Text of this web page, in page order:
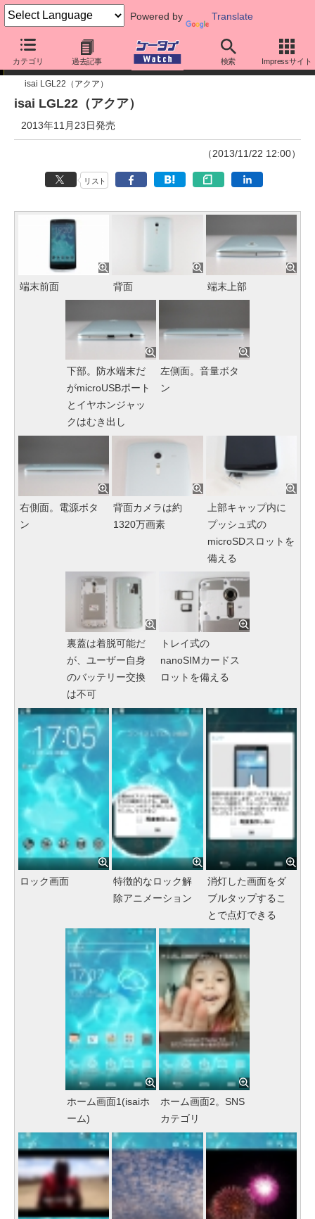
Powered by Translate
カテゴリ 過去記事 検索 Impressサイト
ケータイ新製品SHOW CASE
isai LGL22（アクア）
isai LGL22（アクア）
2013年11月23日発売
（2013/11/22 12:00）
リスト
端末前面 背面 端末上部
下部。防水端末だ
がmicroUSBポート
とイヤホンジャッ
クはむき出し
左側面。音量ボタ
ン
右側面。電源ボタ
ン
背面カメラは約
1320万画素
上部キャップ内に
プッシュ式の
microSDスロットを
備える
裏蓋は着脱可能だ
が、ユーザー自身
のバッテリー交換
は不可
トレイ式の
nanoSIMカードス
ロットを備える
ロック画面
特徴的なロック解
除アニメーション
消灯した画面をダ
ブルタップするこ
とで点灯できる
ホーム画面1(isaiホ
ーム)
ホーム画面2。SNS
カテゴリ